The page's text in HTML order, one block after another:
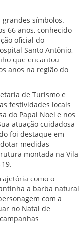
símbolos.
66 anos, conhecido
oficial do
Santo Antônio,
que encantou
anos na região do
de Turismo e
festividades locais
do Papai Noel e nos
atuação cuidadosa
foi destaque em
medidas
montada na Vila
como o
a barba natural
com a
no Natal de